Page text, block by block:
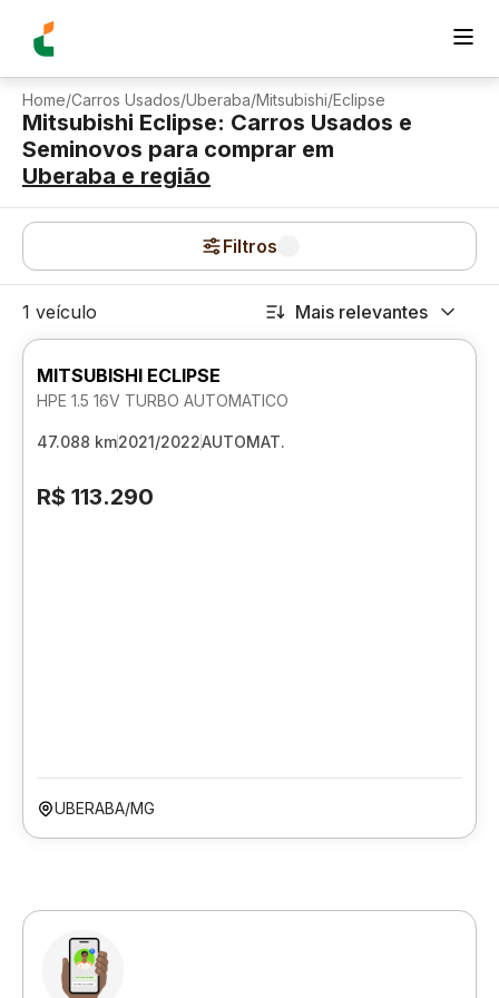
Home/Carros Usados/Uberaba/Mitsubishi/Eclipse
Mitsubishi Eclipse: Carros Usados e
Seminovos para comprar em
Uberaba e região
Filtros
1 veículo Mais relevantes
MITSUBISHI ECLIPSE
HPE 1.5 16V TURBO AUTOMATICO
47.088 km2021/2022AUTOMAT.
R$ 113.290
UBERABA/MG